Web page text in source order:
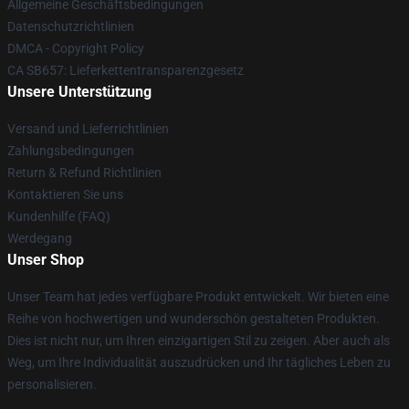
Allgemeine Geschäftsbedingungen
Datenschutzrichtlinien
DMCA - Copyright Policy
CA SB657: Lieferkettentransparenzgesetz
Unsere Unterstützung
Versand und Lieferrichtlinien
Zahlungsbedingungen
Return & Refund Richtlinien
Kontaktieren Sie uns
Kundenhilfe (FAQ)
Werdegang
Unser Shop
Unser Team hat jedes verfügbare Produkt entwickelt. Wir bieten eine
Reihe von hochwertigen und wunderschön gestalteten Produkten.
Dies ist nicht nur, um Ihren einzigartigen Stil zu zeigen. Aber auch als
Weg, um Ihre Individualität auszudrücken und Ihr tägliches Leben zu
personalisieren.